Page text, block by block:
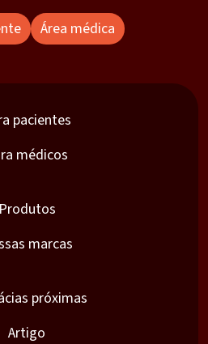
Área médica
pacientes
médicos
Produtos
marcas
próximas
Artigo